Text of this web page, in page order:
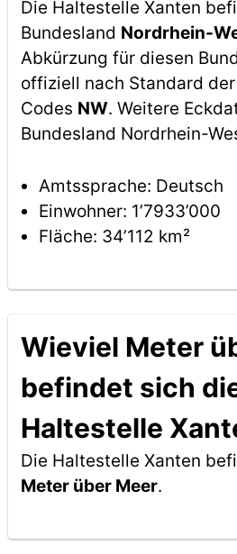
Die Haltestelle Xanten
Bundesland Nordrhein-
Abkürzung für diesen
offiziell nach Standard
Codes NW. Weitere
Bundesland Nordrhein-
Amtssprache: Deutsch
Einwohner: 1’7933’000
Fläche: 34’112 km²
Wieviel Meter
befindet sich
Haltestelle
Die Haltestelle Xanten
Meter über Meer.